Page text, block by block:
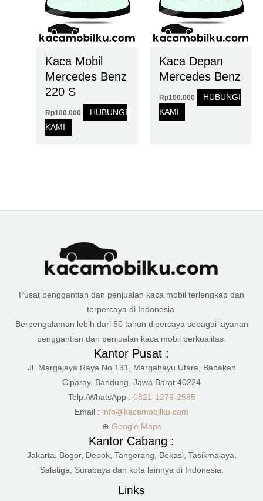
Kaca Mobil
Mercedes Benz
220 S
Rp100.000
HUBUNGI
KAMI
Kaca Depan
Mercedes Benz
Rp100.000
HUBUNGI
KAMI
Pusat penggantian dan penjualan kaca mobil terlengkap dan
terpercaya di Indonesia.
Berpengalaman lebih dari 50 tahun dipercaya sebagai layanan
penggantian dan penjualan kaca mobil berkualitas.
Kantor Pusat :
Jl. Margajaya Raya No.131, Margahayu Utara, Babakan
Ciparay, Bandung, Jawa Barat 40224
Telp./WhatsApp : 0821-1279-2585
Email : info@kacamobilku.com
⊕ Google Maps
Kantor Cabang :
Jakarta, Bogor, Depok, Tangerang, Bekasi, Tasikmalaya,
Salatiga, Surabaya dan kota lainnya di Indonesia.
Links